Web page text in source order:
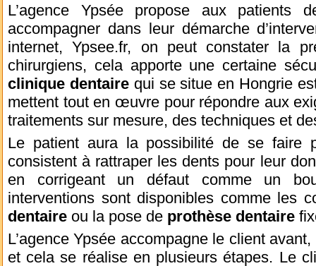
L’agence Ypsée propose aux
accompagner dans leur démarche
internet, Ypsee.fr, on peut constater la
chirurgiens, cela apporte une certaine
clinique dentairequi se situe en Hongrie
mettent tout en œuvre pour répondre aux
traitements sur mesure, des techniques et
Le patient aura la possibilité de se faire
consistent à rattraper les dents pour leur
en corrigeant un défaut comme un
interventions sont disponibles comme les
dentaire ou la pose de prothèse dentaire
L’agence Ypsée accompagne le client
et cela se réalise en plusieurs étapes. Le